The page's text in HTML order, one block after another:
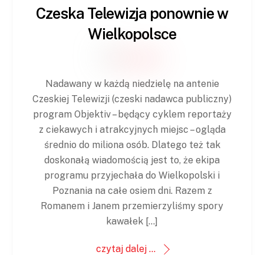
Czeska Telewizja ponownie w
Wielkopolsce
Nadawany w każdą niedzielę na antenie
Czeskiej Telewizji (czeski nadawca publiczny)
program Objektiv – będący cyklem reportaży
z ciekawych i atrakcyjnych miejsc – ogląda
średnio do miliona osób. Dlatego też tak
doskonałą wiadomością jest to, że ekipa
programu przyjechała do Wielkopolski i
Poznania na całe osiem dni. Razem z
Romanem i Janem przemierzyliśmy spory
kawałek […]
czytaj dalej ...